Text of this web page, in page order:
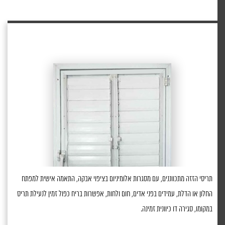
תריסי הזזה מתכווננים, עם מסגרות אלומיניום בציפוי אבקה, התאמה אישית למפתח
החלון או הדלת, עמידים בפני אדים, חום ולחות, אפשרות בריח כפול זמין לנעילת תריס
במקומו, סגירה דו כיוונית זמינה.